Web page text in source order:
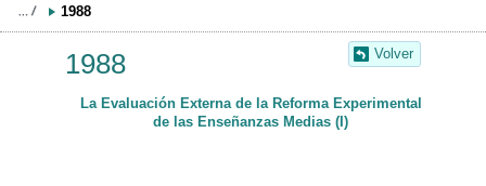
1988
Volver
1988
La Evaluación Externa de la Reforma Experimental
de las Enseñanzas Medias (I)